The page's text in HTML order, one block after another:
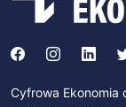
Cyfrowa Ekonomia